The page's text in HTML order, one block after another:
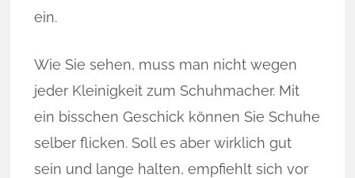
ein.
Wie Sie sehen, muss man nicht wegen
jeder Kleinigkeit zum Schuhmacher. Mit
ein bisschen Geschick können Sie Schuhe
selber flicken. Soll es aber wirklich gut
sein und lange halten, empfiehlt sich vor